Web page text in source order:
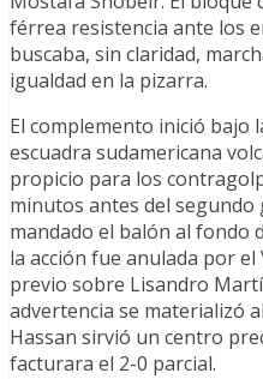
férrea resistencia ante los
buscaba, sin claridad,
igualdad en la pizarra.
El complemento inició bajo
escuadra sudamericana
propicio para los
minutos antes del segundo
mandado el balón al fondo
la acción fue anulada por
previo sobre Lisandro
advertencia se materializó
Hassan sirvió un centro
facturara el 2-0 parcial.